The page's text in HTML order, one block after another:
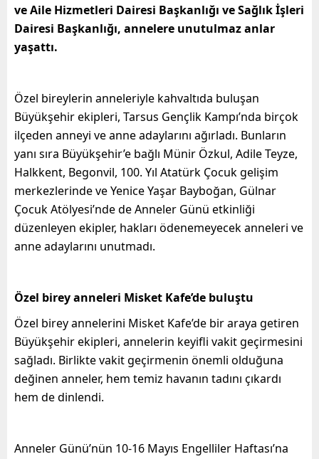
ve Aile Hizmetleri Dairesi Başkanlığı ve Sağlık İşleri
Dairesi Başkanlığı, annelere unutulmaz anlar
yaşattı.
Özel bireylerin anneleriyle kahvaltıda buluşan
Büyükşehir ekipleri, Tarsus Gençlik Kampı’nda birçok
ilçeden anneyi ve anne adaylarını ağırladı. Bunların
yanı sıra Büyükşehir’e bağlı Münir Özkul, Adile Teyze,
Halkkent, Begonvil, 100. Yıl Atatürk Çocuk gelişim
merkezlerinde ve Yenice Yaşar Bayboğan, Gülnar
Çocuk Atölyesi’nde de Anneler Günü etkinliği
düzenleyen ekipler, hakları ödenemeyecek anneleri ve
anne adaylarını unutmadı.
Özel birey anneleri Misket Kafe’de buluştu
Özel birey annelerini Misket Kafe’de bir araya getiren
Büyükşehir ekipleri, annelerin keyifli vakit geçirmesini
sağladı. Birlikte vakit geçirmenin önemli olduğuna
değinen anneler, hem temiz havanın tadını çıkardı
hem de dinlendi.
Anneler Günü’nün 10-16 Mayıs Engelliler Haftası’na